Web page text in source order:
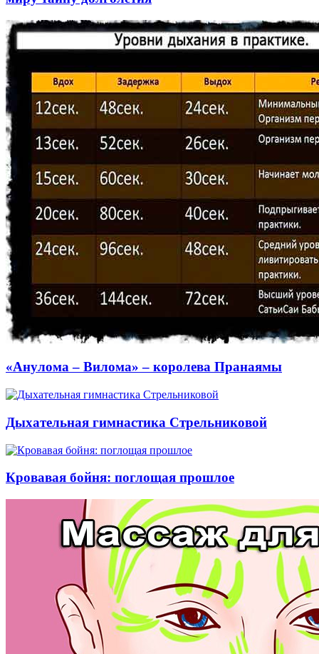
«Анулома – Вилома» – королева Пранаямы
Дыхательная гимнастика Стрельниковой
Кровавая бойня: поглощая прошлое